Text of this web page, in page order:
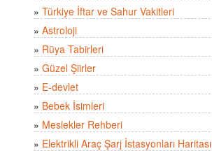
» Türkiye İftar ve Sahur Vakitleri
» Astroloji
» Rüya Tabirleri
» Güzel Şiirler
» E-devlet
» Bebek İsimleri
» Meslekler Rehberi
» Elektrikli Araç Şarj İstasyonları Haritası